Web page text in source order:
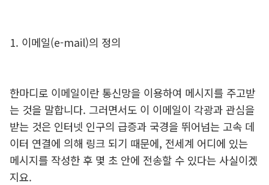
1. 이메일(e-mail)의 정의
한마디로 이메일이란 통신망을 이용하여 메시지를 주고받
는 것을 말합니다. 그러면서도 이 이메일이 각광과 관심을
받는 것은 인터넷 인구의 급증과 국경을 뛰어넘는 고속 데
이터 연결에 의해 링크 되기 때문에, 전세계 어디에 있는
메시지를 작성한 후 몇 초 안에 전송할 수 있다는 사실이겠
지요.